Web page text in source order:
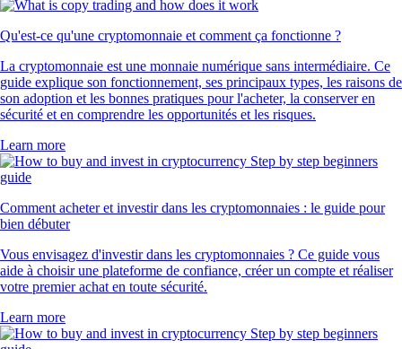
Qu'est-ce qu'une cryptomonnaie et comment ça fonctionne ?
La cryptomonnaie est une monnaie numérique sans intermédiaire. Ce
guide explique son fonctionnement, ses principaux types, les raisons de
son adoption et les bonnes pratiques pour l'acheter, la conserver en
sécurité et en comprendre les opportunités et les risques.
Learn more
Comment acheter et investir dans les cryptomonnaies : le guide pour
bien débuter
Vous envisagez d'investir dans les cryptomonnaies ? Ce guide vous
aide à choisir une plateforme de confiance, créer un compte et réaliser
votre premier achat en toute sécurité.
Learn more